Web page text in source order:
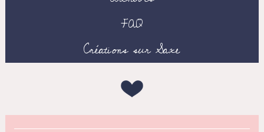
FAQ
Créations sur Saxe